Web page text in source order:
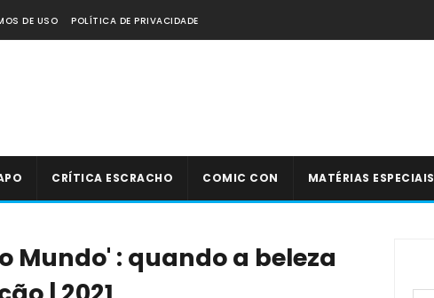
DE USO POLÍTICA DE PRIVACIDADE
CRÍTICA ESCRACHO COMIC CON MATÉRIAS ESPECIAIS
Mundo' : quando a beleza